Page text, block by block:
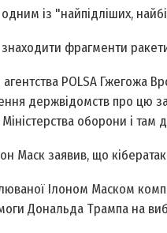
із "найпідліших,
фрагменти
POLSA Гжегожа
держвідомств про цю
оборони і там
Маск заявив, що
Ілоном Маском
Дональда Трампа на